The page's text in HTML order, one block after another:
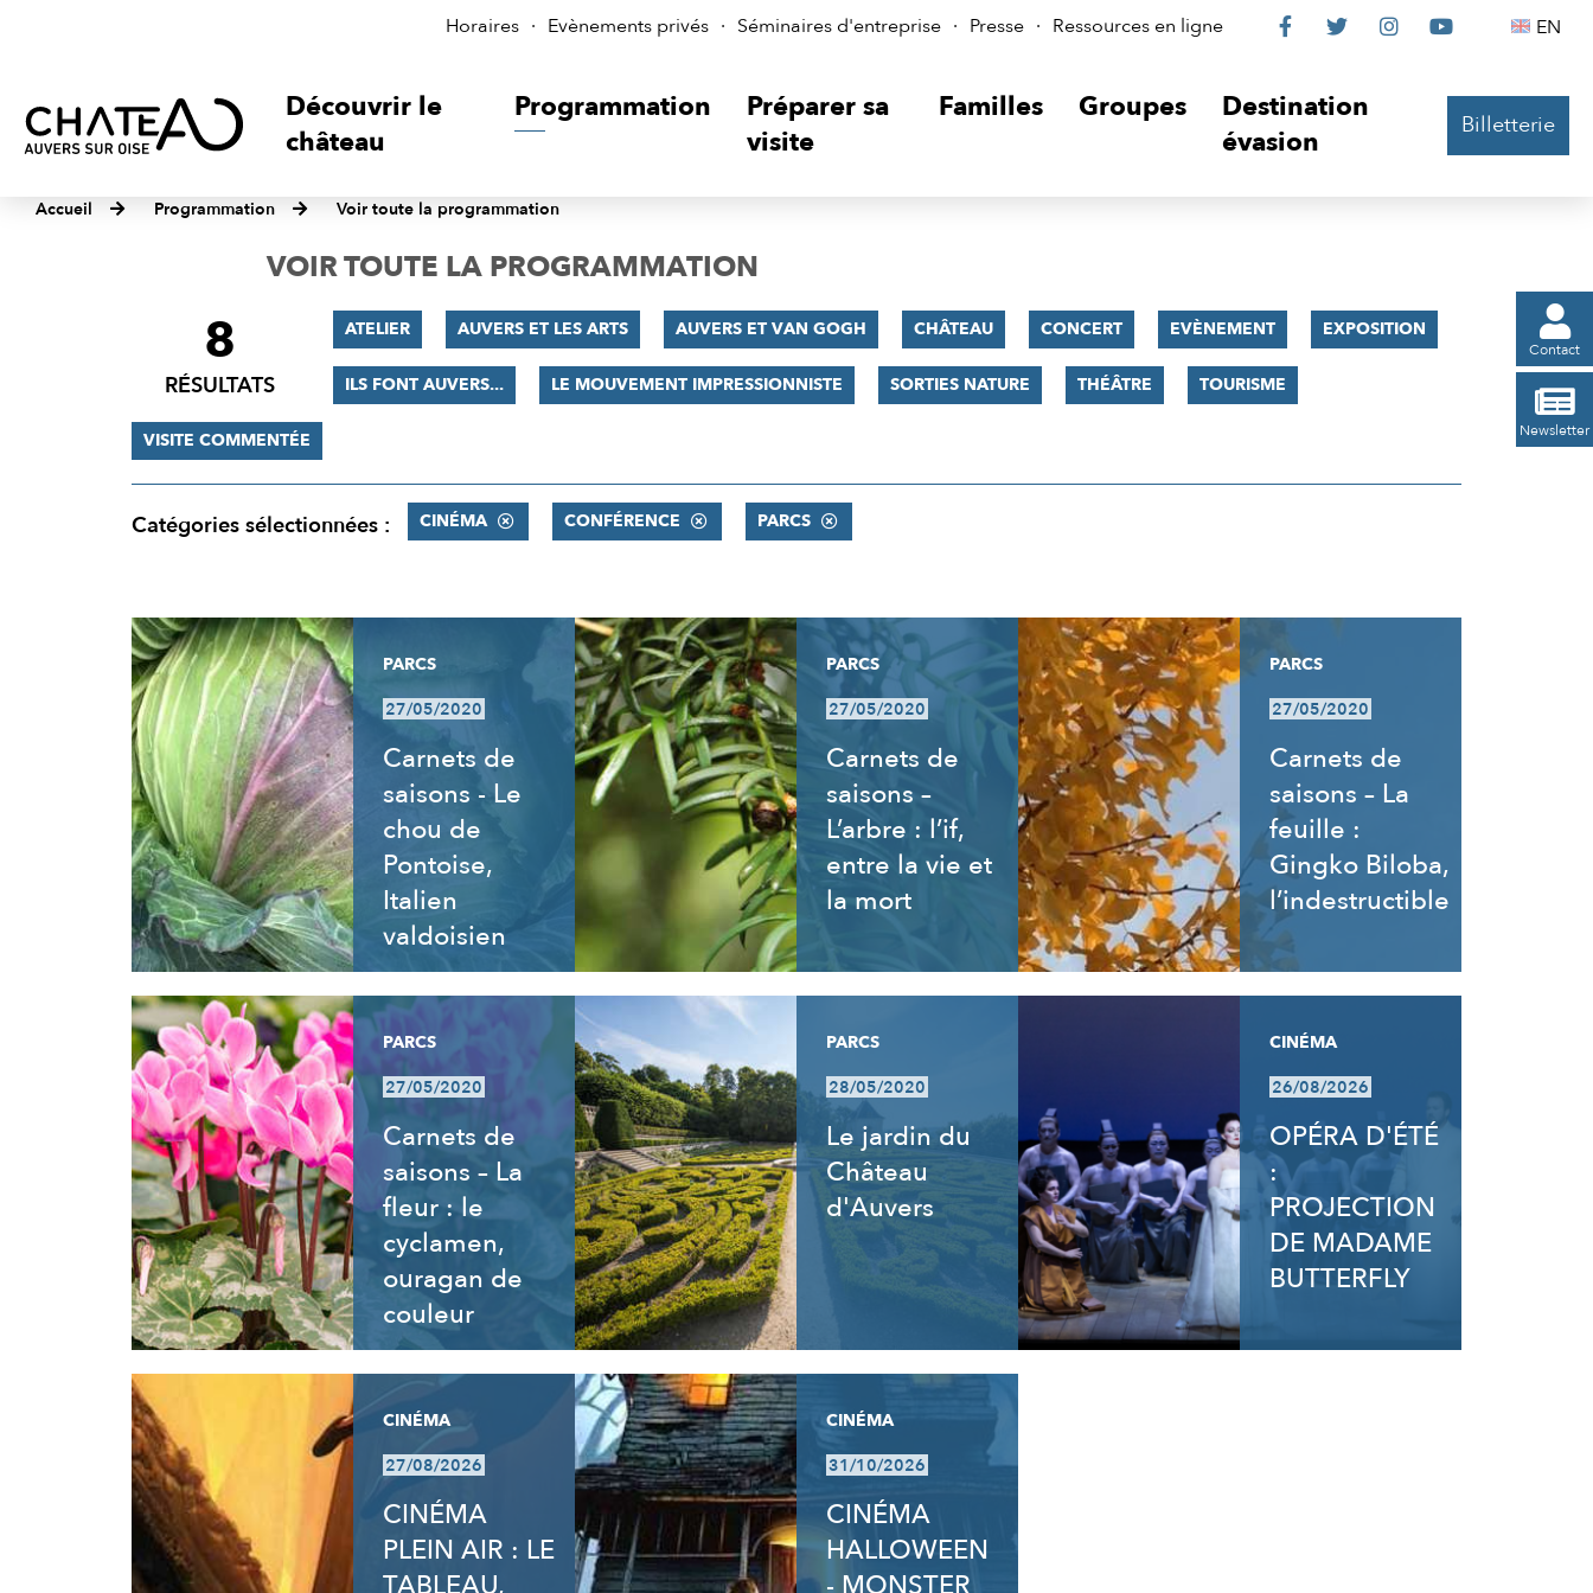
Horaires Evènements privés Séminaires d'entreprise Presse Ressources en ligne
Le
sur

Le

Le

Le
 EN
Découvrir le
château
Programmation
Préparer sa
visite
Familles Groupes
Destination
évasion
Billetterie
Accueil Programmation Voir toute la programmation

Contact

Newsletter
VOIR TOUTE LA PROGRAMMATION
FILTRER
RÉSULTATS
8
RÉSULTATS
ATELIER AUVERS ET LES ARTS AUVERS ET VAN GOGH CHÂTEAU CONCERT EVÈNEMENT EXPOSITION
ILS FONT AUVERS... LE MOUVEMENT IMPRESSIONNISTE SORTIES NATURE THÉÂTRE TOURISME
VISITE COMMENTÉE
Catégories sélectionnées : CINÉMA CONFÉRENCE PARCS
RÉSULTATS
PARCS
27/05/2020
Carnets de
saisons - Le
chou de
Pontoise,
Italien
valdoisien
PARCS
27/05/2020
Carnets de
saisons –
L’arbre : l’if,
entre la vie et
la mort
PARCS
27/05/2020
Carnets de
saisons – La
feuille :
Gingko Biloba,
l’indestructible
PARCS
27/05/2020
Carnets de
saisons – La
fleur : le
cyclamen,
ouragan de
couleur
PARCS
28/05/2020
Le jardin du
Château
d'Auvers
CINÉMA
26/08/2026
OPÉRA D'ÉTÉ
:
PROJECTION
DE MADAME
BUTTERFLY
CINÉMA
27/08/2026
CINÉMA
PLEIN AIR : LE
TABLEAU,
CINÉMA
31/10/2026
CINÉMA
HALLOWEEN
- MONSTER